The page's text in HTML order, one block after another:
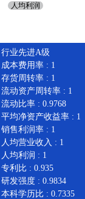
行业先进A级
成本费用率 : 1
存货周转率 : 1
流动资产周转率 : 1
流动比率 : 0.9768
平均净资产收益率 : 1
销售利润率 : 1
人均营业收入 : 1
人均利润 : 1
专利比 : 0.935
研发强度 : 0.9834
本科学历比 : 0.7335